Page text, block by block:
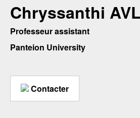
Chryssanthi
Professeur assistant
Panteion University
Contacter